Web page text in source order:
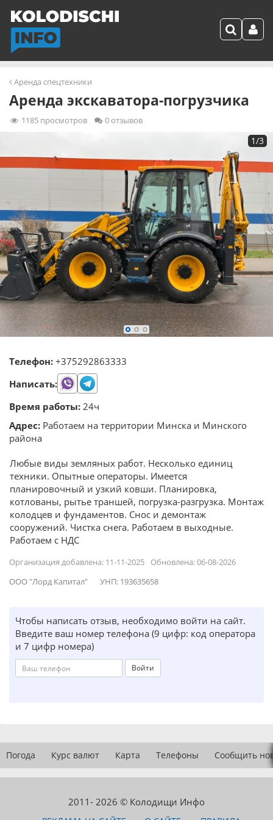
Аренда спецтехники
Аренда экскаватора-погрузчика
1185 просмотров 0 отзывов
Телефон: +375292863333
Написать:
Время работы: 24ч
Адрес: Работаем на территории Минска и Минского
района
Любые виды земляных работ. Несколько единиц
техники. Опытные операторы. Имеется
планировочный и узкий ковши. Планировка,
котлованы, рытье траншей, погрузка-разгрузка. Монтаж
колодцев и фундаментов. Снос и демонтаж
сооружений. Чистка снега. Работаем в выходные.
Работаем с НДС
Организация добавлена: 11-11-2025
Обновлена: 06-08-2026
ООО "Лорд Капитал"
УНП: 193635658
Чтобы написать отзыв, необходимо войти на сайт.
Введите ваш номер телефона (9 цифр: код оператора
и 7 цифр номера)
Войти
Погода Курс валют Карта Телефоны Сообщить
2011- 2026 © Колодищи Инфо